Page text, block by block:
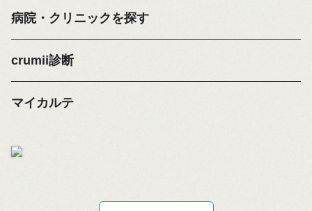
病院・クリニックを探す
crumii診断
マイカルテ